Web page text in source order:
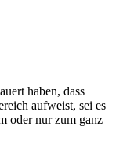
haben, dass
aufweist, sei es
oder nur zum ganz